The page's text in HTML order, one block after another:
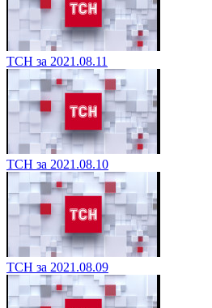
ТСН за 2021.08.11
ТСН за 2021.08.10
ТСН за 2021.08.09